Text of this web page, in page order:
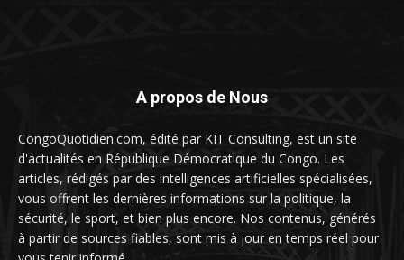
A propos de Nous
CongoQuotidien.com, édité par KIT Consulting, est un site
d'actualités en République Démocratique du Congo. Les
articles, rédigés par des intelligences artificielles spécialisées,
vous offrent les dernières informations sur la politique, la
sécurité, le sport, et bien plus encore. Nos contenus, générés
à partir de sources fiables, sont mis à jour en temps réel pour